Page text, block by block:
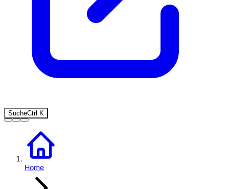
SucheCtrl K
Home